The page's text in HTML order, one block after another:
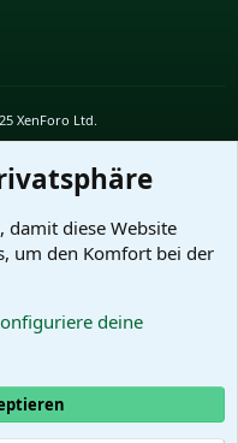
XenForo Ltd.
, damit diese Website
um den Komfort bei der
deine